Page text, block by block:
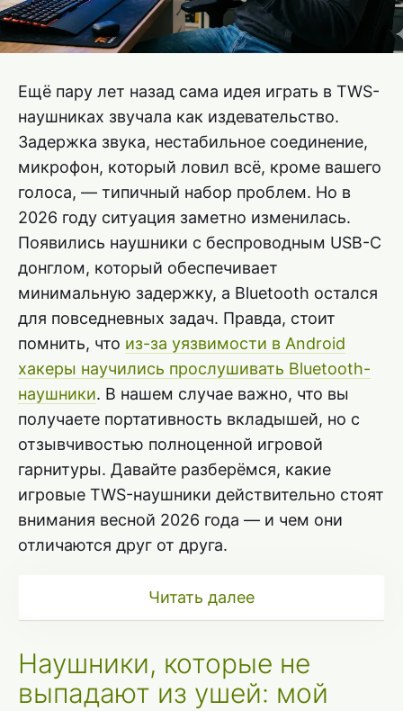
Ещё пару лет назад сама идея играть в TWS-
наушниках звучала как издевательство.
Задержка звука, нестабильное соединение,
микрофон, который ловил всё, кроме вашего
голоса, — типичный набор проблем. Но в
2026 году ситуация заметно изменилась.
Появились наушники с беспроводным USB-C
донглом, который обеспечивает
минимальную задержку, а Bluetooth остался
для повседневных задач. Правда, стоит
помнить, что из-за уязвимости в Android
хакеры научились прослушивать Bluetooth-
наушники. В нашем случае важно, что вы
получаете портативность вкладышей, но с
отзывчивостью полноценной игровой
гарнитуры. Давайте разберёмся, какие
игровые TWS-наушники действительно стоят
внимания весной 2026 года — и чем они
отличаются друг от друга.
Читать далее
Наушники, которые не
выпадают из ушей: мой